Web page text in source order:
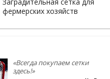
фермерских хозяйств
«Всегда покупаем сетки
здесь!»